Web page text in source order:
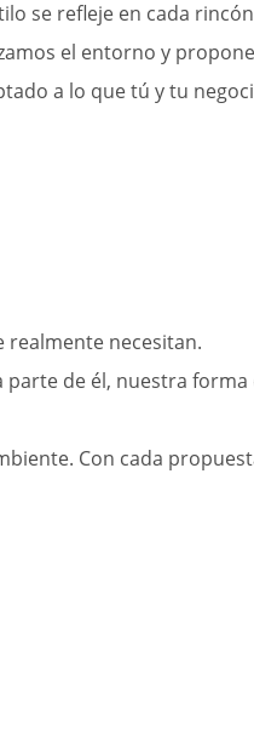
se refleje en cada
el entorno y
a lo que tú y tu
realmente necesitan.
de él, nuestra
Con cada